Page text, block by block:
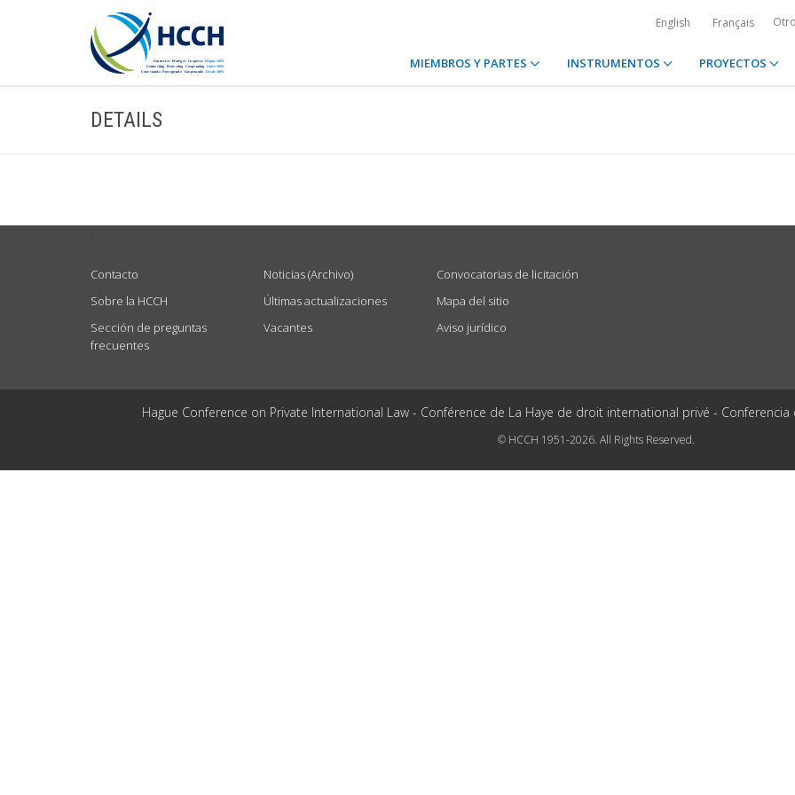
English Français
MIEMBROS Y PARTES INSTRUMENTOS PROYECTOS
DETAILS
Contacto
Sobre la HCCH
Sección de preguntas
frecuentes
Noticias (Archivo)
Últimas actualizaciones
Vacantes
Convocatorias de licitación
Mapa del sitio
Aviso jurídico
Hague Conference on Private International Law - Conférence de La Haye de droit international privé -
© HCCH 1951-2026. All Rights Reserved.